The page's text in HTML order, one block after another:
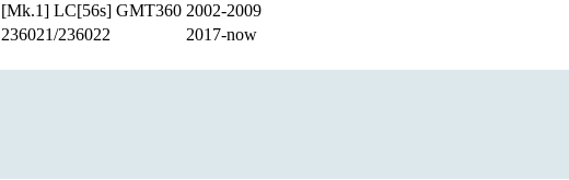
[Mk.1] LC[56s] GMT360 2002-2009
236021/236022 2017-now